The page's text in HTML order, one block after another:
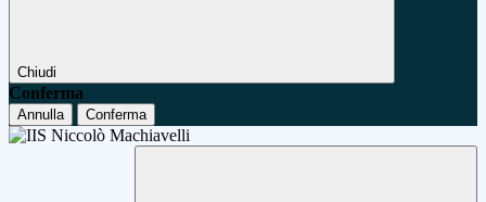
Chiudi
Conferma
Annulla Conferma